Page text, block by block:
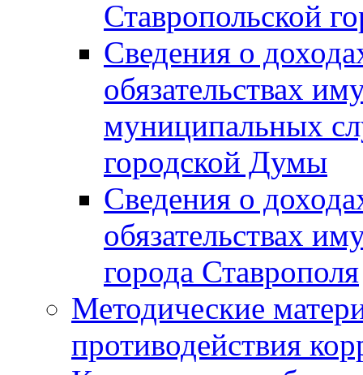
Ставропольской
Сведения о
обязательствах
муниципальных
городской Думы
Сведения о
обязательствах
города Ставрополя
Методические
противодействия